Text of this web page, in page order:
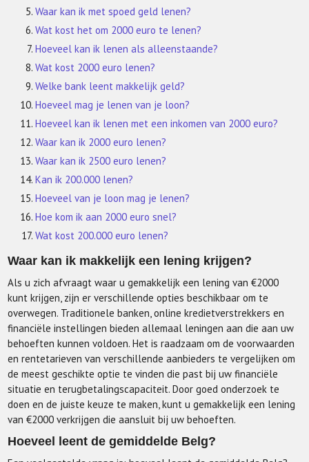
Waar kan ik met spoed geld lenen?
Wat kost het om 2000 euro te lenen?
Hoeveel kan ik lenen als alleenstaande?
Wat kost 2000 euro lenen?
Welke bank leent makkelijk geld?
Hoeveel mag je lenen van je loon?
Hoeveel kan ik lenen met een inkomen van 2000 euro?
Waar kan ik 2000 euro lenen?
Waar kan ik 2500 euro lenen?
Kan ik 200.000 lenen?
Hoeveel van je loon mag je lenen?
Hoe kom ik aan 2000 euro snel?
Wat kost 200.000 euro lenen?
Waar kan ik makkelijk een lening krijgen?
Als u zich afvraagt waar u gemakkelijk een lening van €2000
kunt krijgen, zijn er verschillende opties beschikbaar om te
overwegen. Traditionele banken, online kredietverstrekkers en
financiële instellingen bieden allemaal leningen aan die aan uw
behoeften kunnen voldoen. Het is raadzaam om de voorwaarden
en rentetarieven van verschillende aanbieders te vergelijken om
de meest geschikte optie te vinden die past bij uw financiële
situatie en terugbetalingscapaciteit. Door goed onderzoek te
doen en de juiste keuze te maken, kunt u gemakkelijk een lening
van €2000 verkrijgen die aansluit bij uw behoeften.
Hoeveel leent de gemiddelde Belg?